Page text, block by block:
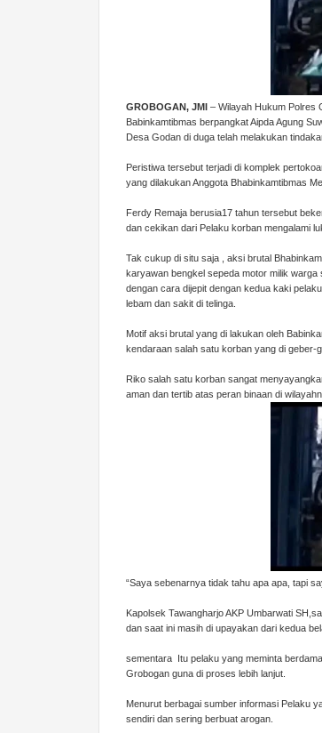
GROBOGAN, JMI – Wilayah Hukum Polres
Babinkamtibmas berpangkat Aipda Agung
Desa Godan di duga telah melakukan
Peristiwa tersebut terjadi di komplek
yang dilakukan Anggota Bhabinkamtibmas
Ferdy Remaja berusia17 tahun tersebut
dan cekikan dari Pelaku korban mengalami
Tak cukup di situ saja , aksi brutal
karyawan bengkel sepeda motor milik warga
dengan cara dijepit dengan kedua kaki
lebam dan sakit di telinga.
Motif aksi brutal yang di lakukan oleh
kendaraan salah satu korban yang di geber-
Riko salah satu korban sangat
aman dan tertib atas peran binaan di
“Saya sebenarnya tidak tahu apa apa, tapi
Kapolsek Tawangharjo AKP Umbarwati
dan saat ini masih di upayakan dari kedua
sementara Itu pelaku yang meminta
Grobogan guna di proses lebih lanjut.
Menurut berbagai sumber informasi Pelaku
sendiri dan sering berbuat arogan.